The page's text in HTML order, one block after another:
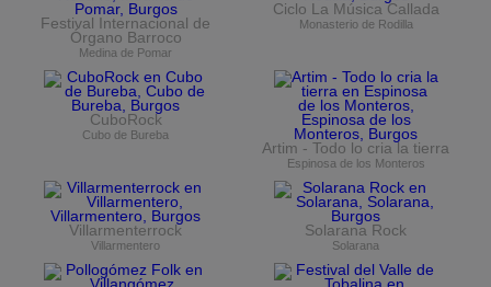
Festival Internacional de
Órgano Barroco
Medina de Pomar
Ciclo La Música Callada
Monasterio de Rodilla
CuboRock
Cubo de Bureba
Artim - Todo lo cria la tierra
Espinosa de los Monteros
Villarmenterrock
Villarmentero
Solarana Rock
Solarana